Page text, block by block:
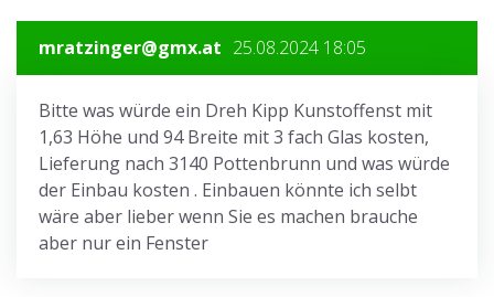
mratzinger@gmx.at 25.08.2024 18:05
Bitte was würde ein Dreh Kipp Kunstoffenst mit
1,63 Höhe und 94 Breite mit 3 fach Glas kosten,
Lieferung nach 3140 Pottenbrunn und was würde
der Einbau kosten . Einbauen könnte ich selbt
wäre aber lieber wenn Sie es machen brauche
aber nur ein Fenster